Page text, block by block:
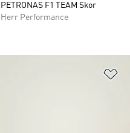
PETRONAS F1 TEAM Skor
Herr Performance